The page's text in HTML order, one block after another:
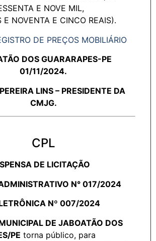
E NOVE MIL,
E NOVENTA E CINCO REAIS).
DE PREÇOS MOBILIÁRIO
DOS GUARARAPES-PE
01/11/2024.
LINS – PRESIDENTE DA
CMJG.
CPL
DE LICITAÇÃO
N° 017/2024
Nº 007/2024
DE JABOATÃO DOS
PE torna público, para